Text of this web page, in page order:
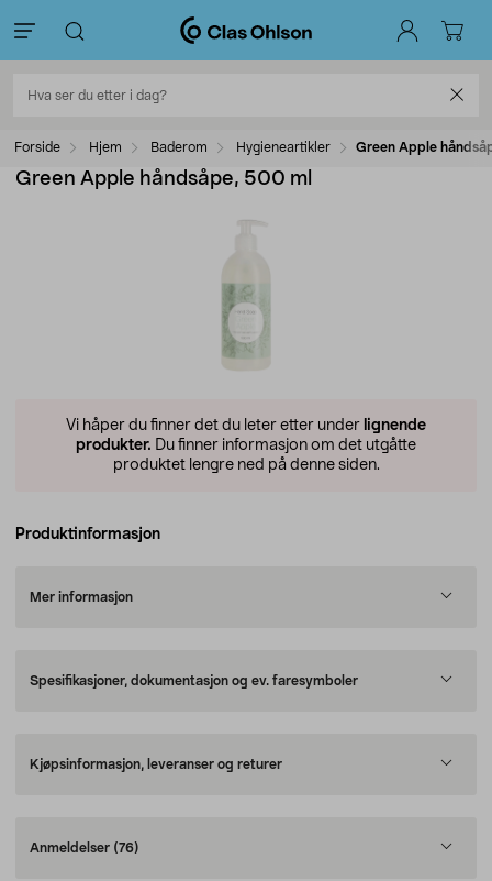
Forside Hjem Baderom Hygieneartikler Green Apple
Green Apple håndsåpe, 500 ml
Vi håper du finner det du leter etter under lignende
produkter. Du finner informasjon om det utgåtte
produktet lengre ned på denne siden.
Produktinformasjon
Mer informasjon
Spesifikasjoner, dokumentasjon og ev. faresymboler
Kjøpsinformasjon, leveranser og returer
Anmeldelser (76)